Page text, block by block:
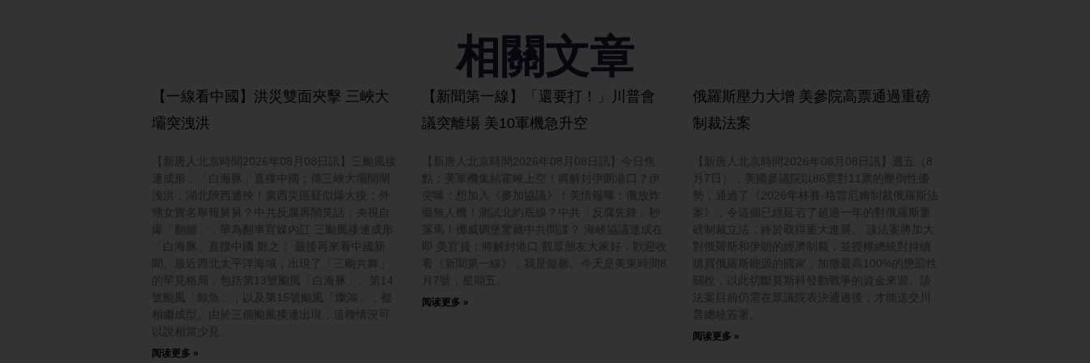
相關文章
【一線看中國】洪災雙面夾擊 三峽大
壩突洩洪
【新唐人北京時間2026年08月08日訊】三颱風接
連成形，「白海豚」直撲中國；傳三峽大壩開閘
洩洪，湖北陝西遭殃！廣西災區疑似爆大疫；外
甥女實名舉報舅舅？中共反腐再鬧笑話；央視自
爆「翻牆」，華為翻車官媒內訌 三颱風接連成形
「白海豚」直撲中國 鄭之： 最後再來看中國新
聞。最近西北太平洋海域，出現了「三颱共舞」
的罕見格局，包括第13號颱風「白海豚」、第14
號颱風「鯨魚」，以及第15號颱風「燦鴻」，都
相繼成型。由於三個颱風接連出現，這種情況可
以說相當少見。
阅读更多 »
【新聞第一線】「還要打！」川普會
議突離場 美10軍機急升空
【新唐人北京時間2026年08月08日訊】今日焦
點：美軍機集結霍峽上空！將解封伊朗港口？伊
突曝：想加入《麥加協議》！美情報曝：俄放炸
藥無人機！測試北約底線？中共「反腐先鋒」秒
落馬！挪威碉堡驚藏中共間諜？ 海峽協議達成在
即 美官員：將解封港口 觀眾朋友大家好，歡迎收
看《新聞第一線》，我是懿馨。今天是美東時間8
月7號，星期五。
阅读更多 »
俄羅斯壓力大增 美參院高票通過重磅
制裁法案
【新唐人北京時間2026年08月08日訊】週五（8
月7日），美國參議院以86票對11票的壓倒性優
勢，通過了《2026年林賽·格雷厄姆制裁俄羅斯法
案》，令這個已經延宕了超過一年的對俄羅斯重
磅制裁立法，終於取得重大進展。 該法案將加大
對俄羅斯和伊朗的經濟制裁，並授權總統對持續
購買俄羅斯能源的國家，加徵最高100%的懲罰性
關稅，以此切斷莫斯科發動戰爭的資金來源。該
法案目前仍需在眾議院表決通過後，才能送交川
普總統簽署。
阅读更多 »